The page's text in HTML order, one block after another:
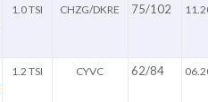
1.0 TSI CHZG/DKRE 75/102
1.2 TSI CYVC 62/84